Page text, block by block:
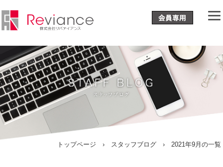
トップページ › スタッフブログ› 2021年9月の一覧